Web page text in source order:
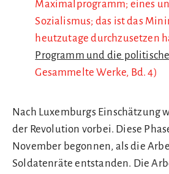
Maximalprogramm; eines
Sozialismus; das ist das
heutzutage durchzusetzen
Programm und die
Gesammelte Werke, Bd. 4)
Nach Luxemburgs Einschätzung
der Revolution vorbei. Diese
November begonnen, als die
Soldatenräte entstanden. Die